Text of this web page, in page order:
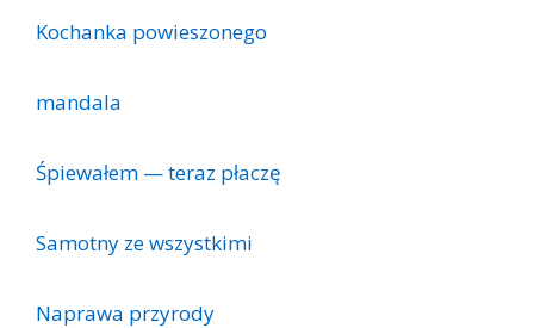
Kochanka powieszonego
mandala
Śpiewałem — teraz płaczę
Samotny ze wszystkimi
Naprawa przyrody